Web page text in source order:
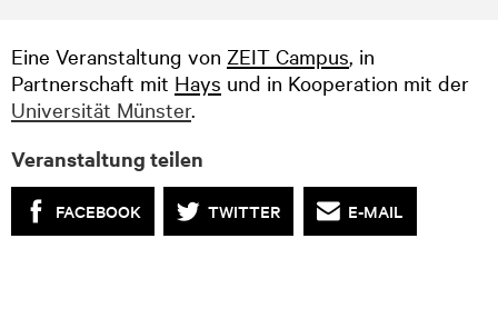
Eine Veranstaltung von ZEIT Campus, in
Partnerschaft mit Hays und in Kooperation mit der
Universität Münster.
Veranstaltung teilen
FACEBOOK TWITTER E-MAIL